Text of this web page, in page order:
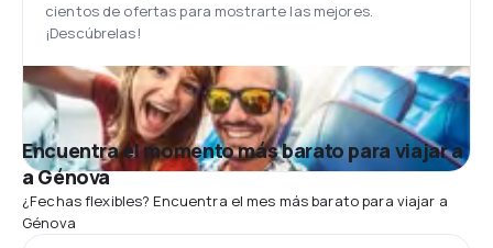
cientos de ofertas para mostrarte las mejores.
¡Descúbrelas!
Encuentra el momento más barato para viajar a
a Génova
¿Fechas flexibles? Encuentra el mes más barato para viajar a
Génova